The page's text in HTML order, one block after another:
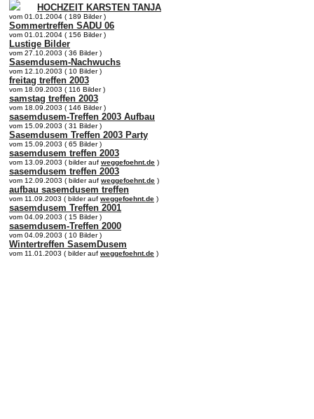
HOCHZEIT KARSTEN TANJA
vom 01.01.2004 ( 189 Bilder )
Sommertreffen SADU 06
vom 01.01.2004 ( 156 Bilder )
Lustige Bilder
vom 27.10.2003 ( 36 Bilder )
Sasemdusem-Nachwuchs
vom 12.10.2003 ( 10 Bilder )
freitag treffen 2003
vom 18.09.2003 ( 116 Bilder )
samstag treffen 2003
vom 18.09.2003 ( 146 Bilder )
sasemdusem-Treffen 2003 Aufbau
vom 15.09.2003 ( 31 Bilder )
Sasemdusem Treffen 2003 Party
vom 15.09.2003 ( 65 Bilder )
sasemdusem treffen 2003
vom 13.09.2003 ( bilder auf weggefoehnt.de )
sasemdusem treffen 2003
vom 12.09.2003 ( bilder auf weggefoehnt.de )
aufbau sasemdusem treffen
vom 11.09.2003 ( bilder auf weggefoehnt.de )
sasemdusem Treffen 2001
vom 04.09.2003 ( 15 Bilder )
sasemdusem-Treffen 2000
vom 04.09.2003 ( 10 Bilder )
Wintertreffen SasemDusem
vom 11.01.2003 ( bilder auf weggefoehnt.de )